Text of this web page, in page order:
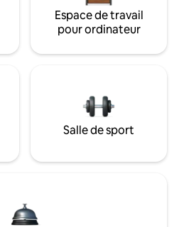
Espace de travail
pour ordinateur
Salle de sport